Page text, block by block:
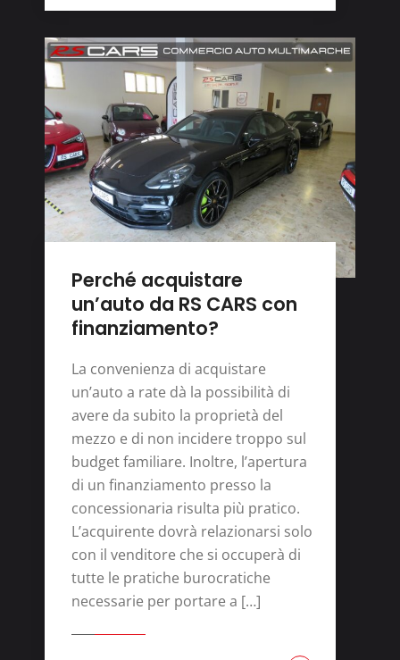
Perché acquistare
un’auto da RS CARS con
finanziamento?
La convenienza di acquistare
un’auto a rate dà la possibilità di
avere da subito la proprietà del
mezzo e di non incidere troppo sul
budget familiare. Inoltre, l’apertura
di un finanziamento presso la
concessionaria risulta più pratico.
L’acquirente dovrà relazionarsi solo
con il venditore che si occuperà di
tutte le pratiche burocratiche
necessarie per portare a […]